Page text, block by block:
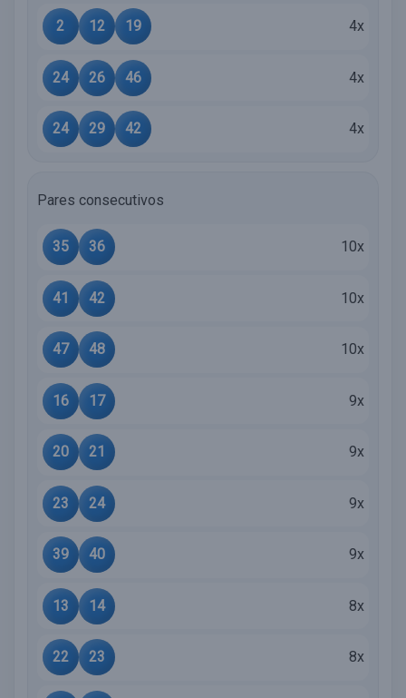
2 12 19 4x
24 26 46 4x
24 29 42 4x
Pares consecutivos
35 36 10x
41 42 10x
47 48 10x
16 17 9x
20 21 9x
23 24 9x
39 40 9x
13 14 8x
22 23 8x